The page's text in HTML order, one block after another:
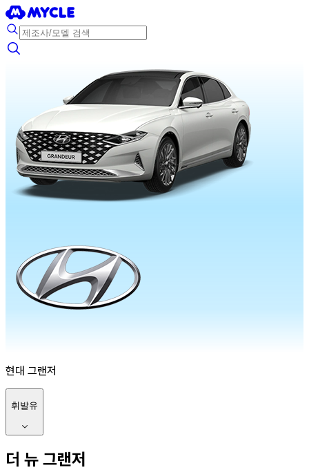
현대 그랜저
휘발유
더 뉴 그랜저